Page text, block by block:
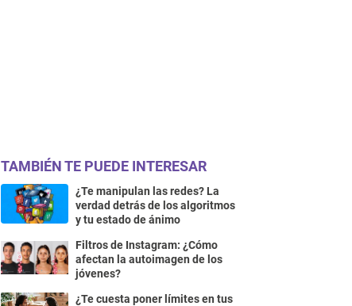
TAMBIÉN TE PUEDE INTERESAR
¿Te manipulan las redes? La
verdad detrás de los algoritmos
y tu estado de ánimo
Filtros de Instagram: ¿Cómo
afectan la autoimagen de los
jóvenes?
¿Te cuesta poner límites en tus